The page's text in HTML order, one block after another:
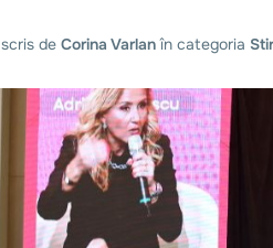
scris de Corina Varlanîn categoria